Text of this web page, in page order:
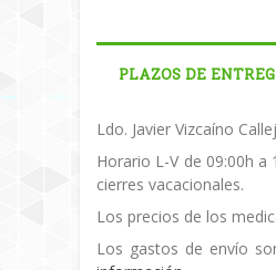
PLAZOS DE
Ldo. Javier Vizcaíno
Horario L-V de 09:00h
cierres vacacionales.
Los precios de los
Los gastos de envío